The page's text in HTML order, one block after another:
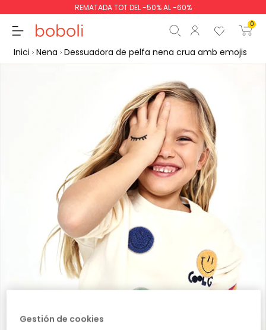
REMATADA TOT DEL -50% AL -60%
0
Continua Començar la
Inici Nena Dessuadora de pelfa nena crua amb emojis
Gestión de cookies